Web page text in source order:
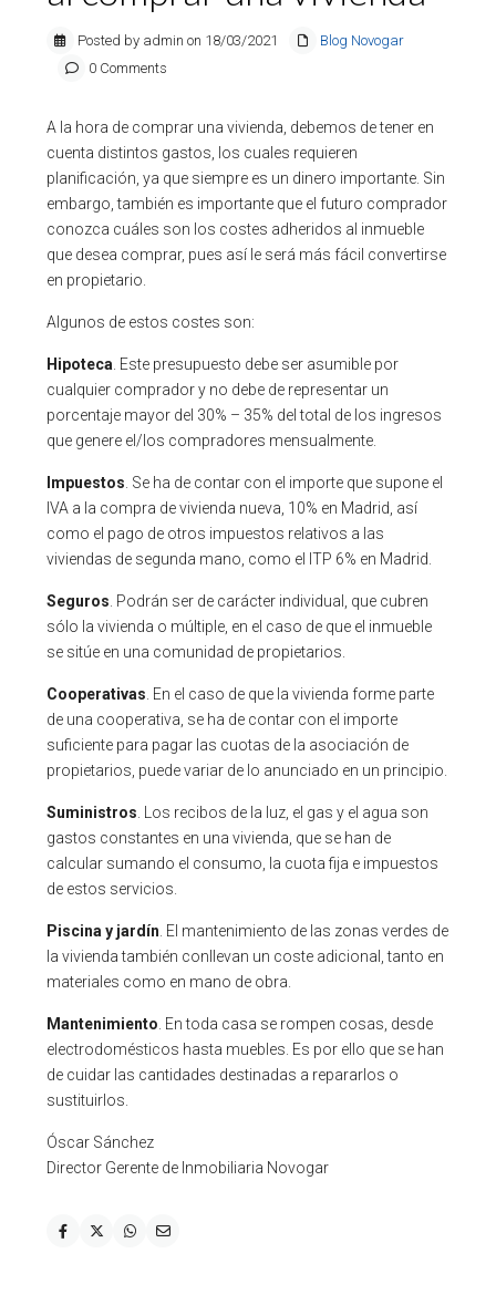
Posted by admin on 18/03/2021
Blog Novogar
0 Comments
A la hora de comprar una vivienda, debemos de tener en
cuenta distintos gastos, los cuales requieren
planificación, ya que siempre es un dinero importante. Sin
embargo, también es importante que el futuro comprador
conozca cuáles son los costes adheridos al inmueble
que desea comprar, pues así le será más fácil convertirse
en propietario.
Algunos de estos costes son:
Hipoteca . Este presupuesto debe ser asumible por
cualquier comprador y no debe de representar un
porcentaje mayor del 30% – 35% del total de los ingresos
que genere el/los compradores mensualmente.
Impuestos . Se ha de contar con el importe que supone el
IVA a la compra de vivienda nueva, 10% en Madrid, así
como el pago de otros impuestos relativos a las
viviendas de segunda mano, como el ITP 6% en Madrid.
Seguros . Podrán ser de carácter individual, que cubren
sólo la vivienda o múltiple, en el caso de que el inmueble
se sitúe en una comunidad de propietarios.
Cooperativas . En el caso de que la vivienda forme parte
de una cooperativa, se ha de contar con el importe
suficiente para pagar las cuotas de la asociación de
propietarios, puede variar de lo anunciado en un principio.
Suministros . Los recibos de la luz, el gas y el agua son
gastos constantes en una vivienda, que se han de
calcular sumando el consumo, la cuota fija e impuestos
de estos servicios.
Piscina y jardín . El mantenimiento de las zonas verdes de
la vivienda también conllevan un coste adicional, tanto en
materiales como en mano de obra.
Mantenimiento . En toda casa se rompen cosas, desde
electrodomésticos hasta muebles. Es por ello que se han
de cuidar las cantidades destinadas a repararlos o
sustituirlos.
Óscar Sánchez
Director Gerente de Inmobiliaria Novogar